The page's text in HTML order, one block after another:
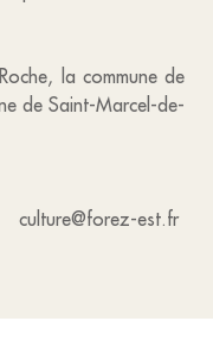
la commune de
de Saint-Marcel-de-
est.fr